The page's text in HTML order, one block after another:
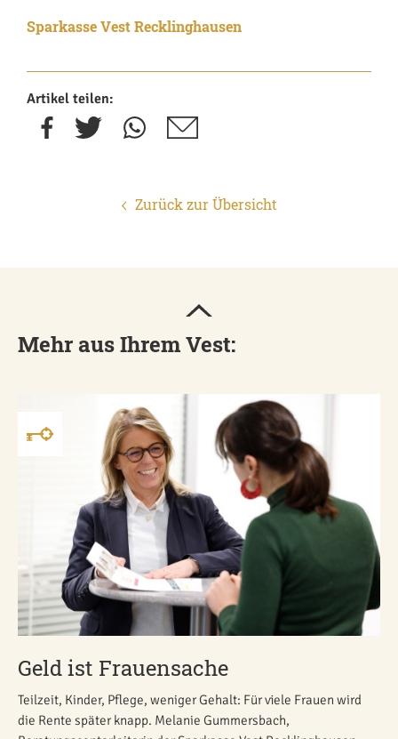
Sparkasse Vest Recklinghausen
Artikel teilen:
Zurück zur Übersicht
Mehr aus Ihrem Vest:
Geld ist Frauensache
Teilzeit, Kinder, Pflege, weniger Gehalt: Für viele Frauen wird
die Rente später knapp. Melanie Gummersbach,